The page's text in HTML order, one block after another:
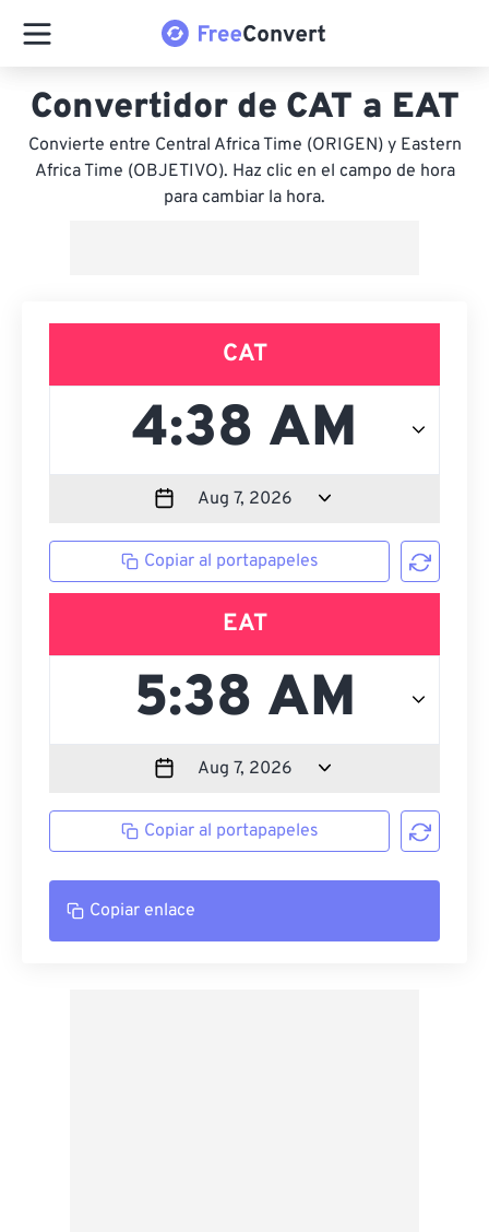
Convertidor de CAT a EAT
Convierte entre Central Africa Time (ORIGEN) y Eastern
Africa Time (OBJETIVO). Haz clic en el campo de hora
para cambiar la hora.
CAT
Copiar al portapapeles
EAT
Copiar al portapapeles
Copiar enlace